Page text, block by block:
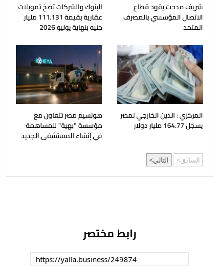
شريف مدحت يقود قطاع
الاتصال المؤسسي بالمصرف
المتحد
البنوك والشركات تضخ تمويلات
عقارية بقيمة 111.131 مليار
جنيه بنهاية يوليو 2026
المركزي : الدين الخارجي لمصر
يسجل 164.77 مليار دولار
هولسيم مصر تتعاون مع
مؤسسة "بهية" للمساهمة
في إنشاء المستشفى الجديد
السابق التالي
رابط مختصر